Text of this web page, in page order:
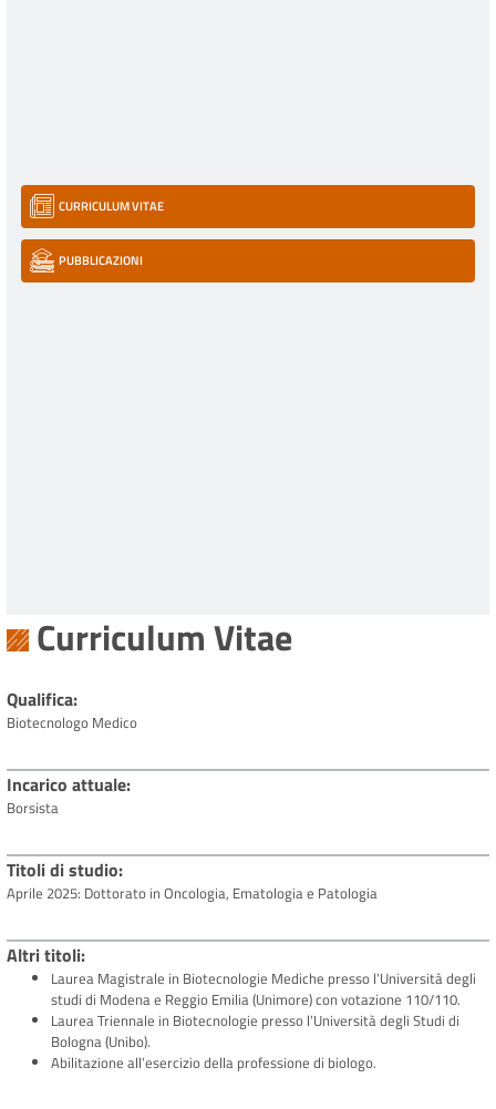
CURRICULUM VITAE
PUBBLICAZIONI
Curriculum Vitae
Qualifica
Biotecnologo Medico
Incarico attuale
Borsista
Titoli di studio
Aprile 2025: Dottorato in Oncologia, Ematologia e Patologia
Altri titoli
Laurea Magistrale in Biotecnologie Mediche presso l’Università degli
studi di Modena e Reggio Emilia (Unimore) con votazione 110/110.
Laurea Triennale in Biotecnologie presso l’Università degli Studi di
Bologna (Unibo).
Abilitazione all’esercizio della professione di biologo.